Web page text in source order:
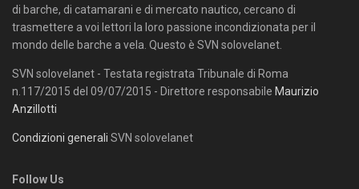
di barche, di catamarani e di mercato nautico, cercano di
trasmettere a voi lettori la loro passione incondizionata per il
mondo delle barche a vela. Questo è SVN solovelanet.
SVN solovelanet - Testata registrata Tribunale di Roma
n.117/2015 del 09/07/2015 - Direttore responsabile Maurizio
Anzillotti
Condizioni generali SVN solovelanet
Follow Us